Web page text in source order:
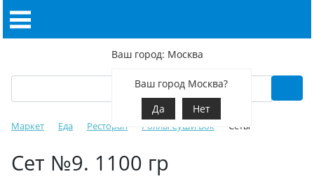
Ваш город: Москва
Ваш город Москва?
Да
Нет
Маркет Еда Ресторан Роллы Суши Вок Сеты
Сет №9. 1100 гр